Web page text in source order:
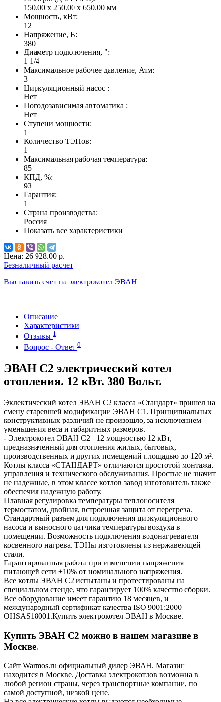
150.00 x 250.00 x 650.00 мм
Мощность, кВт:
12
Напряжение, В:
380
Диаметр подключения, ":
1 1/4
Максимальное рабочее давление, Атм:
3
Циркуляционный насос :
Нет
Погодозависимая автоматика :
Нет
Ступени мощности:
1
Количество ТЭНов:
1
Максимальная рабочая температура:
85
КПД, %:
93
Гарантия:
1
Страна производства:
Россия
Показать все характеристики
Цена: 26 928.00 р.
Безналичный расчет
Выставить счет на электрокотел ЭВАН
Описание
Характеристики
Отзывы 1
Вопрос - Ответ 0
ЭВАН С2 электрический котел
отопления. 12 кВт. 380 Вольт.
Эклектический котел ЭВАН С2 класса «Стандарт» пришел на
смену старевшей модификации ЭВАН С1. Принципиальных
конструктивных различий не произошло, за исключением
уменьшения веса и габаритных размеров.
- Электрокотел ЭВАН С2 –12 мощностью 12 кВт,
предназначенный для отопления жилых, бытовых,
производственных и других помещений площадью до 120 м².
Котлы класса «СТАНДАРТ» отличаются простотой монтажа,
управления и технического обслуживания. Простые не значит
не надежные, в этом классе котлов завод изготовитель также
обеспечил надежную работу.
Плавная регулировка температуры теплоносителя
термостатом, двойная, встроенная защита от перегрева.
Стандартный разъем для подключения циркуляционного
насоса и выносного датчика температуры воздуха в
помещении. Возможность подключения водонагревателя
косвенного нагрева. ТЭНы изготовлены из нержавеющей
стали.
Гарантированная работа при изменении напряжения
питающей сети ±10% от номинального напряжения.
Все котлы ЭВАН С2 испытаны и протестированы на
специальном стенде, что гарантирует 100% качество сборки.
Все оборудование имеет гарантию 18 месяцев, и
международный сертификат качества ISO 9001:2000
OHSAS18001.Купить электрокотел ЭВАН в Москве.
Купить ЭВАН C2 можно в нашем магазине в
Москве.
Сайт Warmos.ru официальный дилер ЭВАН. Магазин
находится в Москве. Доставка электрокотлов возможна в
любой регион страны, через транспортные компании, по
самой доступной, низкой цене.